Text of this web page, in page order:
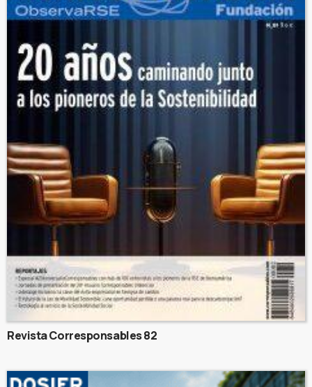
Revista Corresponsables 82